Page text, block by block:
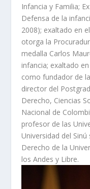
Infancia y Familia;
Defensa de la
2008); exaltado en
otorga la
medalla Carlos
infancia; exaltado
como fundador de
director del
Derecho, Ciencias
Nacional de
profesor de las
Universidad del
Derecho de la
los Andes y Libre.